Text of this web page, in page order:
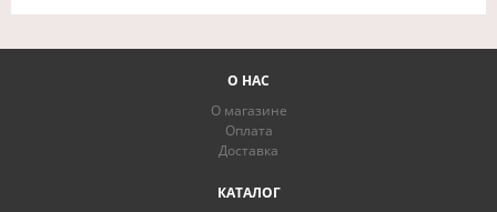
О НАС
О магазине
Оплата
Доставка
КАТАЛОГ